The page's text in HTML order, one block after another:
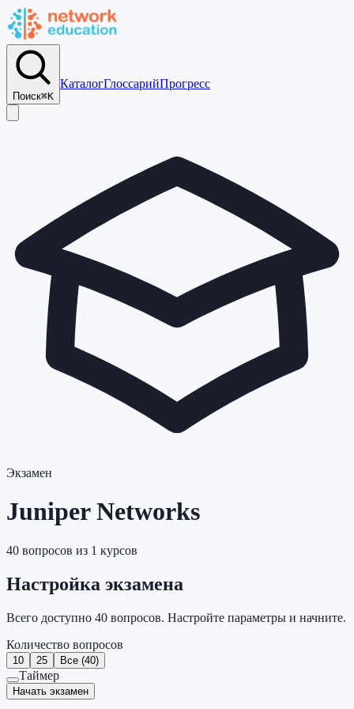
Поиск⌘K
КаталогГлоссарийПрогресс
Экзамен
Juniper Networks
40 вопросов из 1 курсов
Настройка экзамена
Всего доступно 40 вопросов. Настройте параметры и начните.
Количество вопросов
10 25 Все (40)
Таймер
Начать экзамен